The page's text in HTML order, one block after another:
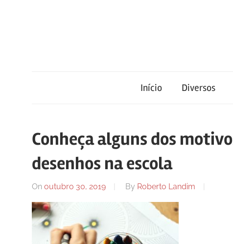
notícias
FilaCap
informações
relevantes.
Início Diversos
Conheça alguns dos
desenhos na escola
On outubro 30, 2019 By Roberto Landim